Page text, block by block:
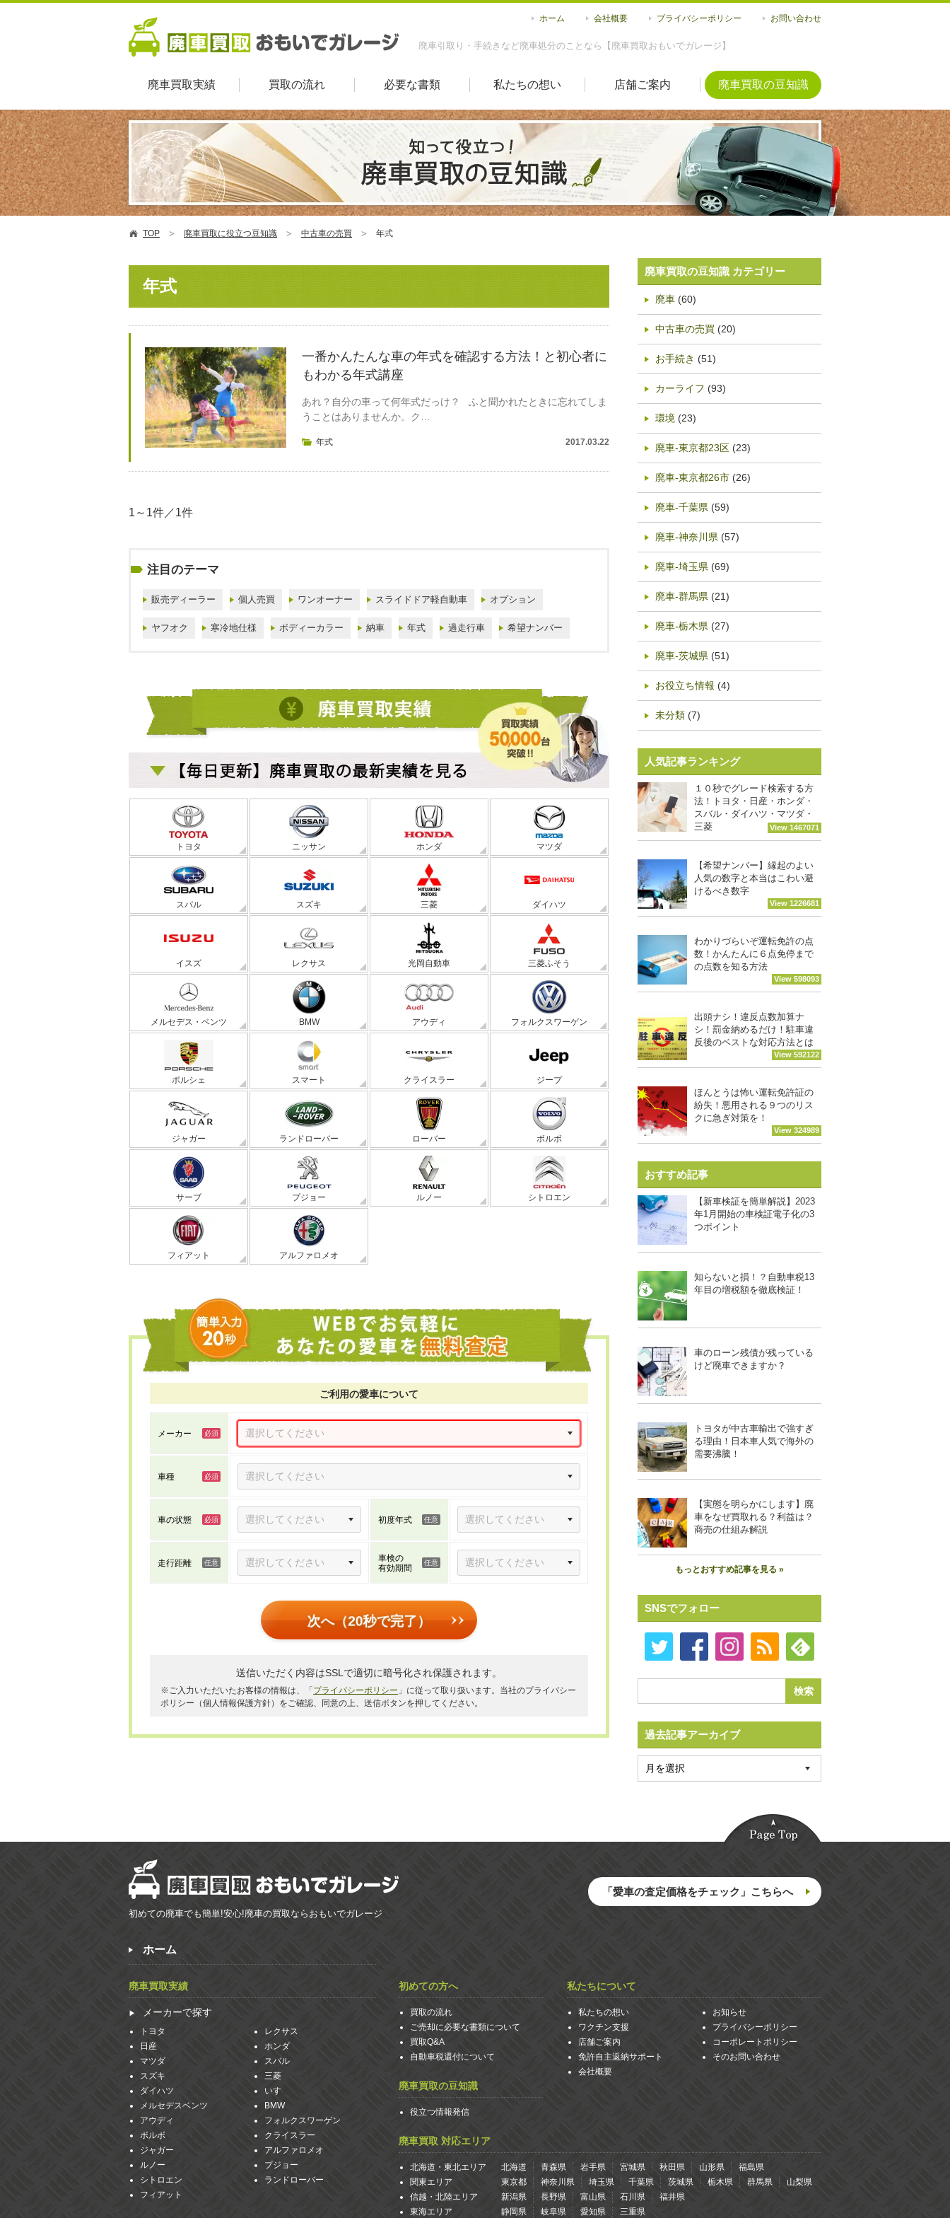
廃車引取り・手続きなど廃車処分のことなら【廃車買取おもいでガレージ】
ホーム 会社概要 プライバシーポリシー お問い合わせ
廃車買取実績 買取の流れ 必要な書類 私たちの想い 店舗ご案内 廃車買取の豆知識
TOP 廃車買取に役立つ豆知識 中古車の売買 年式
年式
一番かんたんな車の年式を確認する方法！と初心者に
もわかる年式講座
あれ？自分の車って何年式だっけ？ ふと聞かれたときに忘れてしま
うことはありませんか。ク…
年式 2017.03.22
1～1件／1件
注目のテーマ
販売ディーラー 個人売買 ワンオーナー スライドドア軽自動車 オプション
ヤフオク 寒冷地仕様 ボディーカラー 納車 年式 過走行車 希望ナンバー
トヨタ ニッサン ホンダ マツダ
スバル スズキ 三菱 ダイハツ
イスズ レクサス 光岡自動車 三菱ふそう
メルセデス・ベンツ BMW アウディ フォルクスワーゲン
ポルシェ スマート クライスラー ジープ
ジャガー ランドローバー ローバー ボルボ
サーブ プジョー ルノー シトロエン
フィアット アルファロメオ
ご利用の愛車について
メーカー
車種
車の状態 初度年式
走行距離
車検の
有効期間
次へ（20秒で完了）
送信いただく内容はSSLで適切に暗号化され保護されます。
※ご入力いただいたお客様の情報は、「 プライバシーポリシー 」に従って取り扱います。当社のプライバシー
ポリシー（個人情報保護方針）をご確認、同意の上、送信ボタンを押してください。
廃車買取の豆知識 カテゴリー
廃車 (60)
中古車の売買 (20)
お手続き (51)
カーライフ (93)
環境 (23)
廃車-東京都23区 (23)
廃車-東京都26市 (26)
廃車-千葉県 (59)
廃車-神奈川県 (57)
廃車-埼玉県 (69)
廃車-群馬県 (21)
廃車-栃木県 (27)
廃車-茨城県 (51)
お役立ち情報 (4)
未分類 (7)
人気記事ランキング
１０秒でグレード検索する方
法！トヨタ・日産・ホンダ・
スバル・ダイハツ・マツダ・
三菱
View 1467071
【希望ナンバー】縁起のよい
人気の数字と本当はこわい避
けるべき数字
View 1226681
わかりづらいぞ運転免許の点
数！かんたんに６点免停まで
の点数を知る方法
View 598093
出頭ナシ！違反点数加算ナ
シ！罰金納めるだけ！駐車違
反後のベストな対応方法とは
View 592122
ほんとうは怖い運転免許証の
紛失！悪用される９つのリス
クに急ぎ対策を！
View 324989
おすすめ記事
【新車検証を簡単解説】2023
年1月開始の車検証電子化の3
つポイント
知らないと損！？自動車税13
年目の増税額を徹底検証！
車のローン残債が残っている
けど廃車できますか？
トヨタが中古車輸出で強すぎ
る理由！日本車人気で海外の
需要沸騰！
【実態を明らかにします】廃
車をなぜ買取れる？利益は？
商売の仕組み解説
もっとおすすめ記事を見る »
SNSでフォロー
過去記事アーカイブ
初めての廃車でも簡単!安心!廃車の買取ならおもいでガレージ
「愛車の査定価格をチェック」こちらへ
ホーム
廃車買取実績
メーカーで探す
トヨタ
レクサス
日産
ホンダ
マツダ
スバル
スズキ
三菱
ダイハツ
いすゞ
メルセデスベンツ
BMW
アウディ
フォルクスワーゲン
ボルボ
クライスラー
ジャガー
アルファロメオ
ルノー
プジョー
シトロエン
ランドローバー
フィアット
初めての方へ
買取の流れ
ご売却に必要な書類について
買取Q&A
自動車税還付について
廃車買取の豆知識
役立つ情報発信
私たちについて
私たちの想い
ワクチン支援
店舗ご案内
免許自主返納サポート
会社概要
お知らせ
プライバシーポリシー
コーポレートポリシー
そのお問い合わせ
廃車買取 対応エリア
北海道・東北エリア 北海道 青森県 岩手県 宮城県 秋田県 山形県
福島県
関東エリア
東京都 神奈川県 埼玉県 千葉県 茨城県 栃木県 群馬県
山梨県
信越・北陸エリア
新潟県 長野県 富山県 石川県
福井県
東海エリア
静岡県 岐阜県 愛知県 三重県